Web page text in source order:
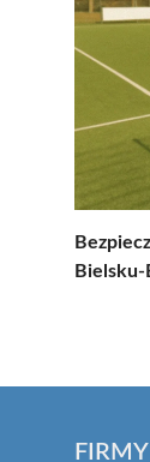
Bielsku-
FIRMY